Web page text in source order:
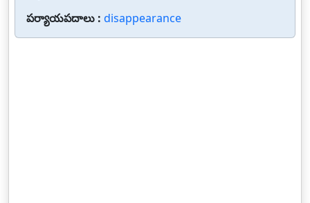
పర్యాయపదాలు : disappearance